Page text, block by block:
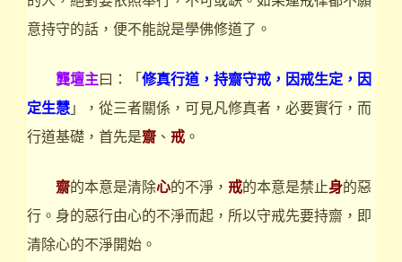
意持守的話，便不能說是學佛修道了。
龔壇主曰：「修真行道，持齋守戒，因戒生定，因
定生慧」，從三者關係，可見凡修真者，必要實行，而
行道基礎，首先是齋 、 戒 。
齋的本意是清除心的不淨， 戒的本意是禁止身的惡
行。身的惡行由心的不淨而起，所以守戒先要持齋，即
清除心的不淨開始。